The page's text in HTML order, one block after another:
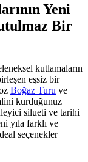
Yeni
Bir
kutlamaların
eşsiz bir
Boğaz Turu ve
kurduğunuz
silueti ve tarihi
yıla farklı ve
seçenekler